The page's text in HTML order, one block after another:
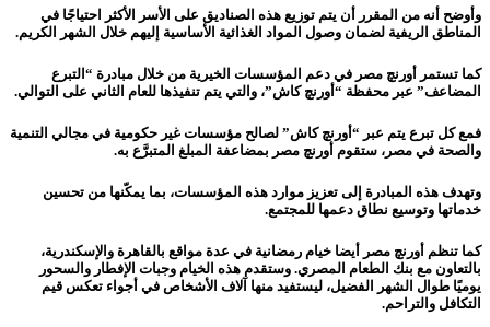
وأوضح أنه من المقرر أن يتم توزيع هذه الصناديق على الأسر الأكثر احتياجًا في
المناطق الريفية لضمان وصول المواد الغذائية الأساسية إليهم خلال الشهر الكريم.
كما تستمر أورنچ مصر في دعم المؤسسات الخيرية من خلال مبادرة “التبرع
المضاعف” عبر محفظة “أورنچ كاش”، والتي يتم تنفيذها للعام الثاني على التوالي.
فمع كل تبرع يتم عبر “أورنچ كاش” لصالح مؤسسات غير حكومية في مجالي التنمية
والصحة في مصر، ستقوم أورنچ مصر بمضاعفة المبلغ المتبرَّع به.
وتهدف هذه المبادرة إلى تعزيز موارد هذه المؤسسات، بما يمكّنها من تحسين
خدماتها وتوسيع نطاق دعمها للمجتمع.
كما تنظم أورنچ مصر أيضا خيام رمضانية في عدة مواقع بالقاهرة والإسكندرية،
بالتعاون مع بنك الطعام المصري. وستقدم هذه الخيام وجبات الإفطار والسحور
يوميًا طوال الشهر الفضيل، ليستفيد منها آلاف الأشخاص في أجواء تعكس قيم
التكافل والتراحم.